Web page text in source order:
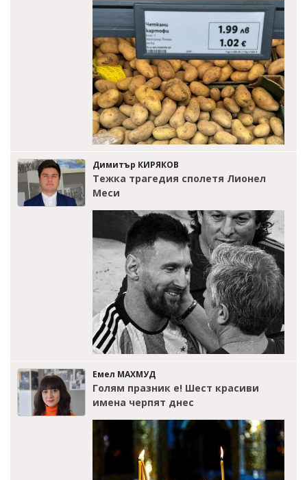
Димитър КИРЯКОВ
Тежка трагедия сполетя Лионел
Меси
Емел МАХМУД
Голям празник е! Шест красиви
имена черпят днес